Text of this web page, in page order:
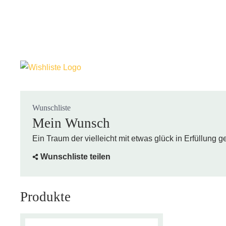
Wunschliste
Mein Wunsch
Ein Traum der vielleicht mit etwas glück in Erfüllung
Wunschliste teilen
Produkte